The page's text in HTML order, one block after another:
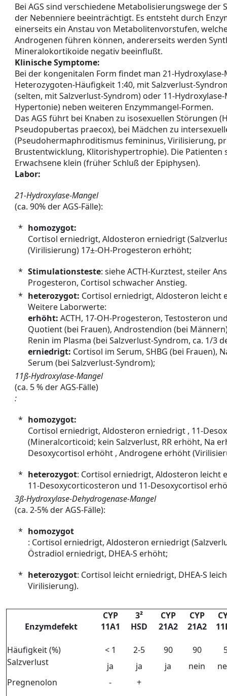
Bei AGS sind verschiedene Metabolisierungswege
der Nebenniere beeinträchtigt. Es entsteht durch
einerseits ein Anstau von Metabolitenvorstufen,
Androgenen führen können, andererseits werden
Mineralokortikoide negativ beeinflußt.
Klinische Symptome:
Bei der kongenitalen Form findet man 21-Hydroxylase-
Heterozygoten-Häufigkeit 1:40, mit Salzverlust-
(selten, mit Salzverlust-Syndrom) oder 11-
Hypertonie) neben weiteren Enzymmangel-Formen.
Das AGS führt bei Knaben zu isosexuellen Störungen
Pseudopubertas praecox), bei Mädchen zu
(Pseudohermaphroditismus femininus, Virilisierung,
Brustentwicklung, Klitorishypertrophie). Die Patienten
Erwachsene klein (früher Schluß der Epiphysen).
Labor:
21-Hydroxylase-Mangel
(ca. 90% der AGS-Fälle):
* homozygot:
Cortisol erniedrigt, Aldosteron erniedrigt
(Virilisierung) 17±-OH-Progesteron erhöht;
* Stimulationsteste: siehe ACTH-Kurztest, steiler
Progesteron, Cortisol schwacher Anstieg.
* heterozygot: Cortisol erniedrigt, Aldosteron leicht
Weitere Laborwerte:
erhöht: ACTH, 17-OH-Progesteron, Testosteron
Quotient (bei Frauen), Androstendion (bei
Renin im Plasma (bei Salzverlust-Syndrom, ca. 1/3
erniedrigt: Cortisol im Serum, SHBG (bei Frauen),
Serum (bei Salzverlust-Syndrom);
11ß-Hydroxylase-Mangel
(ca. 5 % der AGS-Fälle)
:
* homozygot:
Cortisol erniedrigt, Aldosteron erniedrigt , 11-
(Mineralcorticoid; kein Salzverlust, RR erhöht, Na
Desoxycortisol erhöht , Androgene erhöht
* heterozygot: Cortisol erniedrigt, Aldosteron leicht
11-Desoxycorticosteron und 11-Desoxycortisol
3ß-Hydroxylase-Dehydrogenase-Mangel
(ca. 2-5% der AGS-Fälle):
* homozygot
: Cortisol erniedrigt, Aldosteron erniedrigt
Östradiol erniedrigt, DHEA-S erhöht;
* heterozygot: Cortisol leicht erniedrigt, DHEA-S
Virilisierung).
Enzymdefekt
CYP
11A1
3²
HSD
CYP
21A2
CYP
21A2
Häufigkeit (%) < 1 2-5 90 90
Salzverlust
ja ja ja nein
Pregnenolon
- +